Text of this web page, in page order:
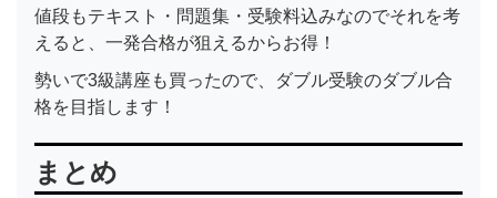
値段もテキスト・問題集・受験料込みなのでそれを考
えると、一発合格が狙えるからお得！
勢いで3級講座も買ったので、ダブル受験のダブル合
格を目指します！
まとめ